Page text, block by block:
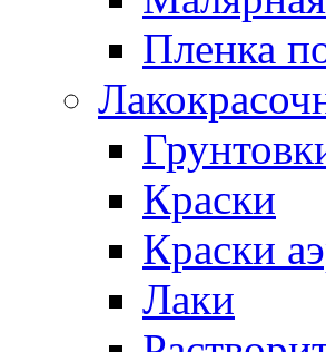
Пленка
Краски
Краски
Лаки